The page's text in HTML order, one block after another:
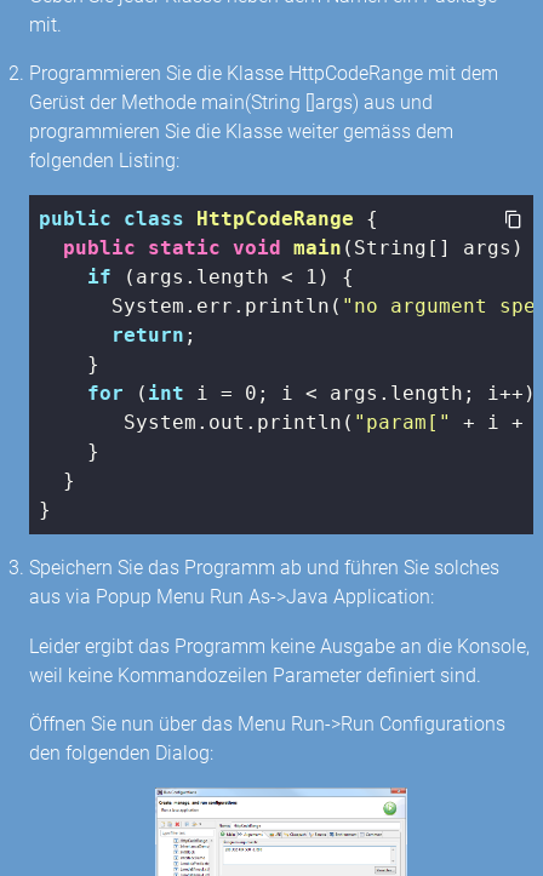
mit.
Programmieren Sie die Klasse HttpCodeRange mit dem
Gerüst der Methode main(String []args) aus und
programmieren Sie die Klasse weiter gemäss dem
folgenden Listing:
public class HttpCodeRange
{
public
static void main (String[] args)
if (args.length < 1 ) {
      System.err.println(
"no argument
return ;
    }
for ( int i = 0 ; i < args.length;
       System.out.println(
"param[" + i +
    }
  }
}
Speichern Sie das Programm ab und führen Sie solches
aus via Popup Menu Run As->Java Application:
Leider ergibt das Programm keine Ausgabe an die Konsole,
weil keine Kommandozeilen Parameter definiert sind.
Öffnen Sie nun über das Menu Run->Run Configurations
den folgenden Dialog: